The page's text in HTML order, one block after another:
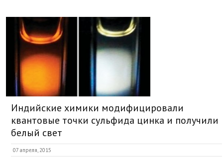
Индийские химики модифицировали
квантовые точки сульфида цинка и получили
белый свет
07 апреля, 2015